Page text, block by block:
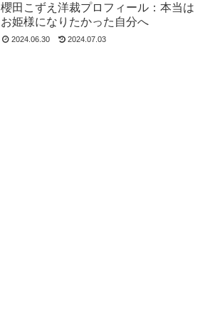
櫻田こずえ洋裁プロフィール：本当は
お姫様になりたかった自分へ
2024.06.30 2024.07.03